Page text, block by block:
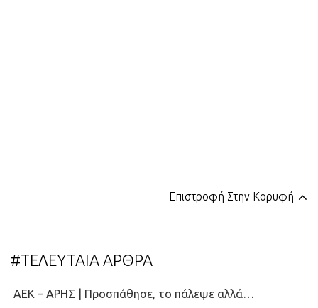
Επιστροφή Στην Κορυφή
#ΤΕΛΕΥΤΑΙΑ ΑΡΘΡΑ
ΑΕΚ – ΑΡΗΣ | Προσπάθησε, το πάλεψε αλλά…